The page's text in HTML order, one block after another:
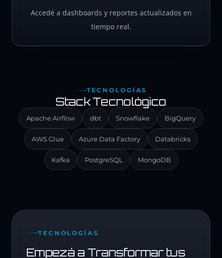
Accedé a dashboards y reportes actualizados en
tiempo real.
TECNOLOGÍAS
Stack Tecnológico
Apache Airflow dbt Snowflake BigQuery
AWS Glue Azure Data Factory Databricks
Kafka PostgreSQL MongoDB
TECNOLOGÍAS
Empezá a Transformar tus